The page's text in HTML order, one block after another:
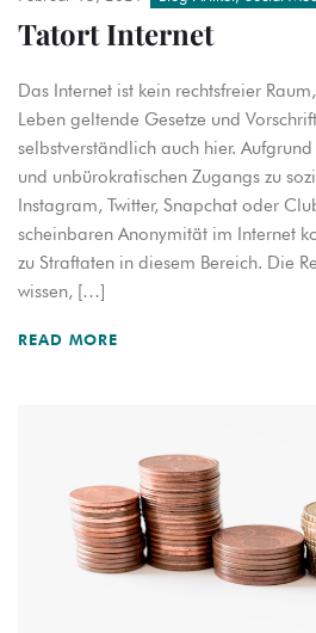
Tatort Internet
Das Internet ist kein rechtsfreier
Leben geltende Gesetze und
selbstverständlich auch hier.
und unbürokratischen Zugangs zu
Instagram, Twitter, Snapchat oder
scheinbaren Anonymität im Internet
zu Straftaten in diesem Bereich. Die
wissen, […]
READ MORE